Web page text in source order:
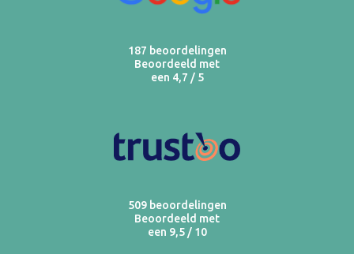
187 beoordelingen
Beoordeeld met
een 4,7 / 5
509 beoordelingen
Beoordeeld met
een 9,5 / 10